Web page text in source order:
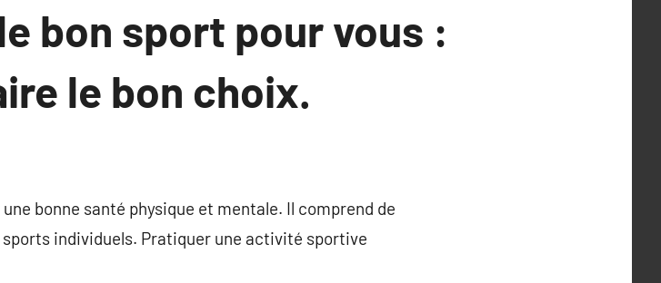
bon sport pour vous :
le bon choix.
bonne santé physique et mentale. Il comprend de
individuels. Pratiquer une activité sportive